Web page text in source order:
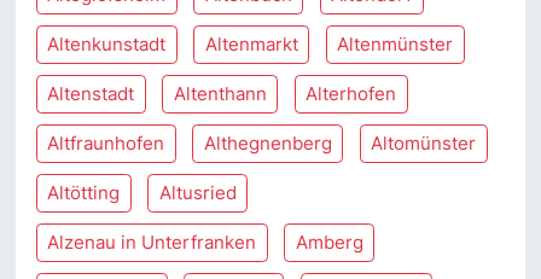
Altenkunstadt Altenmarkt Altenmünster
Altenstadt Altenthann Alterhofen
Altfraunhofen Althegnenberg Altomünster
Altötting Altusried
Alzenau in Unterfranken Amberg